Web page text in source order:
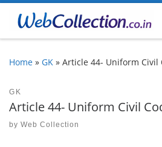
Skip to content
Home » GK » Article 44- Uniform Civil
GK
Article 44- Uniform Civil
by Web Collection